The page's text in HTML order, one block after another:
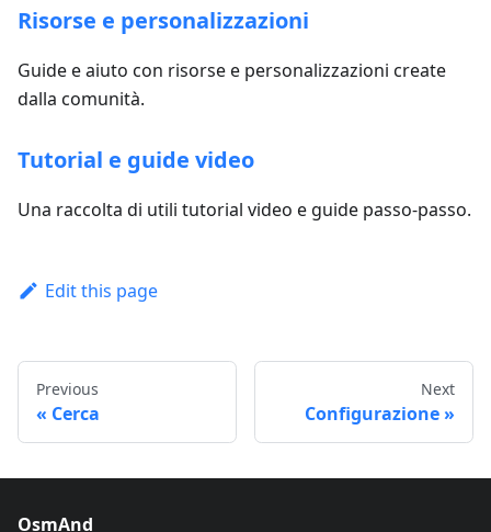
Risorse e personalizzazioni
Guide e aiuto con risorse e personalizzazioni create
dalla comunità.
Tutorial e guide video
Una raccolta di utili tutorial video e guide passo-passo.
Edit this page
Previous
Cerca
Next
Configurazione
OsmAnd